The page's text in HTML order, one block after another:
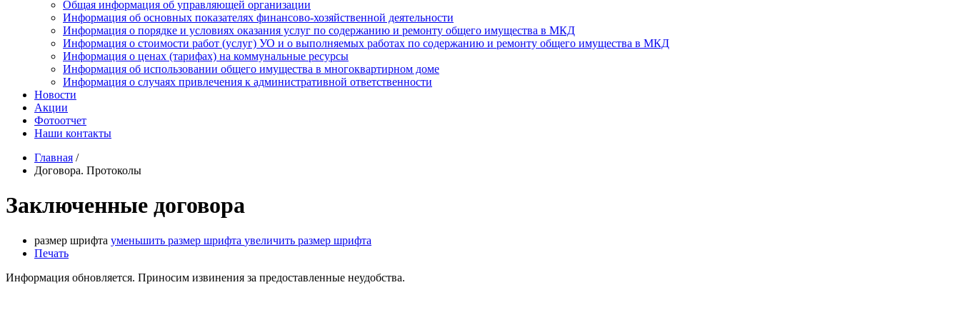
Общая информация об управляющей организации
Информация об основных показателях финансово-хозяйственной деятельности
Информация о порядке и условиях оказания услуг по содержанию и ремонту общего имущества в МКД
Информация о стоимости работ (услуг) УО и о выполняемых работах по содержанию и ремонту общего имущества в МКД
Информация о ценах (тарифах) на коммунальные ресурсы
Информация об использовании общего имущества в многоквартирном доме
Информация о случаях привлечения к административной ответственности
Новости
Акции
Фотоотчет
Наши контакты
Главная /
Договора. Протоколы
Заключенные договора
размер шрифта уменьшить размер шрифта увеличить размер шрифта
Печать
Информация обновляется. Приносим извинения за предоставленные неудобства.